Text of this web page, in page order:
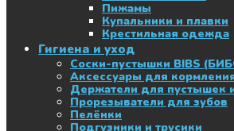
Пижамы
Купальники и плавки
Крестильная одежда
Гигиена и уход
Соски-пустышки BIBS
Аксессуары для
Держатели для пустышек
Прорезыватели для зубов
Пелёнки
Подгузники и трусики